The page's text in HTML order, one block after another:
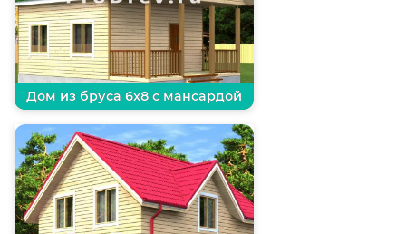
Дом из бруса 6х8 с мансардой